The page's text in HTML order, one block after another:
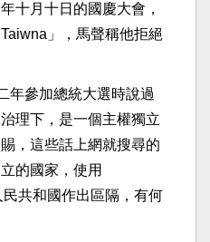
十月十日的國慶大會，
」，馬聲稱他拒絕
年參加總統大選時說過
理下，是一個主權獨立
，這些話上網就搜尋的
的國家，使用
民共和國作出區隔，有何